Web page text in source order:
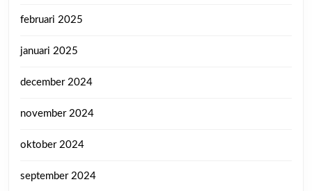
februari 2025
januari 2025
december 2024
november 2024
oktober 2024
september 2024